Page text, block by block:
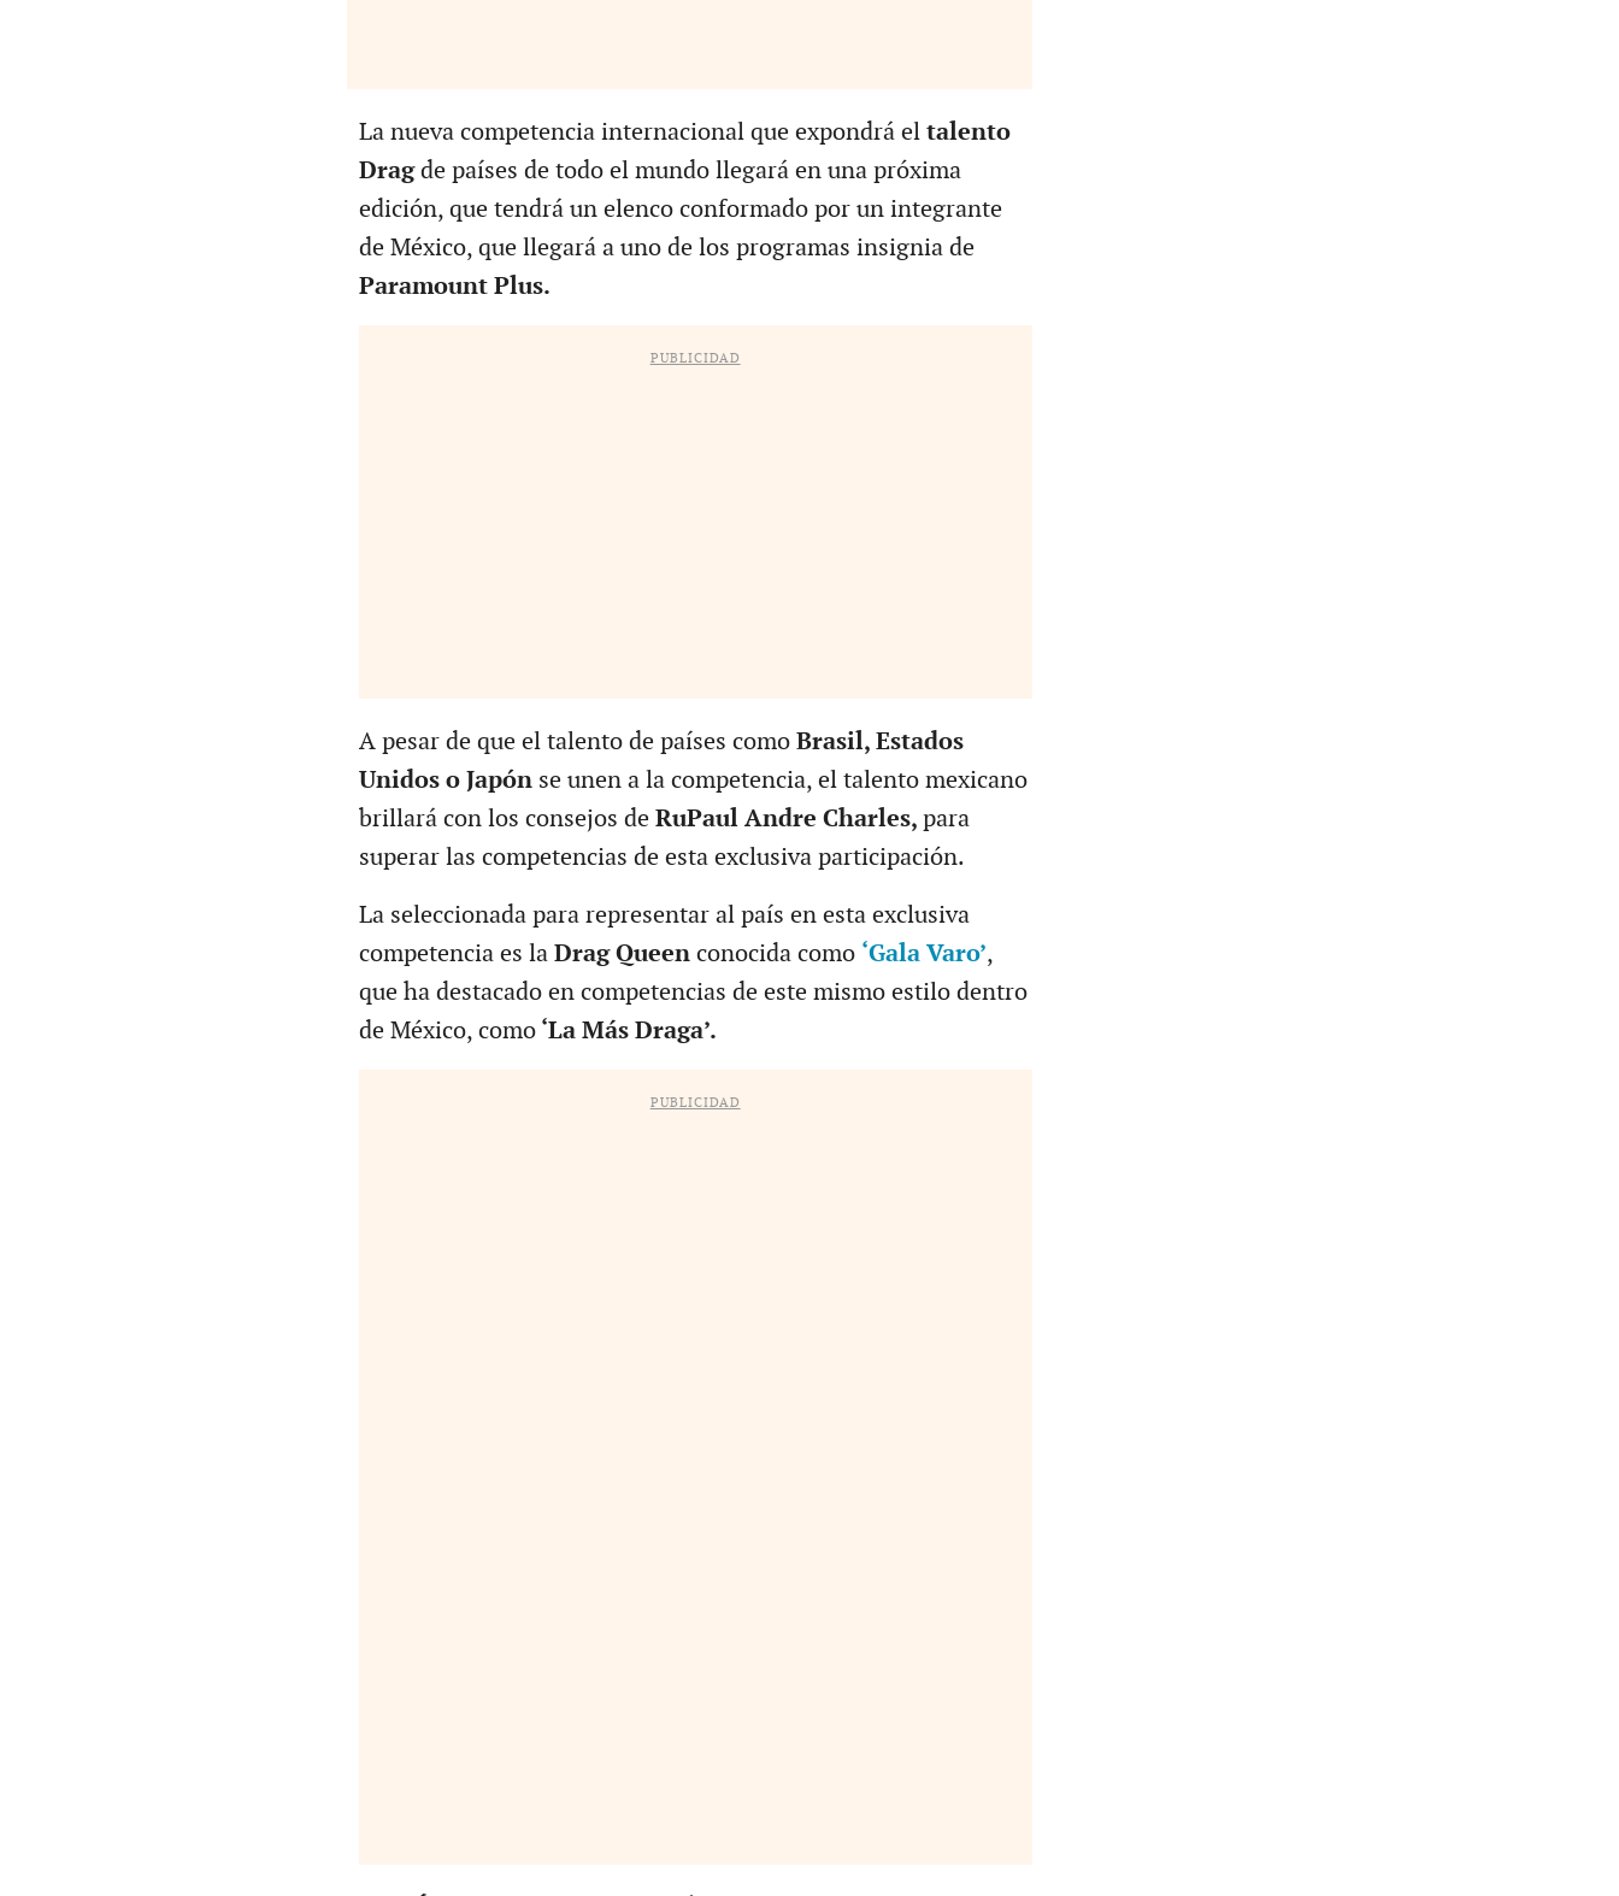
La nueva competencia internacional que expondrá eltalento
Dragde países de todo el mundo llegará en una próxima
edición, que tendrá un elenco conformado por un integrante
de México, que llegará a uno de los programas insignia de
Paramount Plus.
PUBLICIDAD
A pesar de que el talento de países comoBrasil, Estados
Unidos o Japónse unen a la competencia, el talento mexicano
brillará con los consejos de RuPaul Andre Charles, para
superar las competencias de esta exclusiva participación.
La seleccionada para representar al país en esta exclusiva
competencia es la Drag Queen conocida como ‘Gala Varo’,
que ha destacado en competencias de este mismo estilo dentro
de México, como‘La Más Draga’.
PUBLICIDAD